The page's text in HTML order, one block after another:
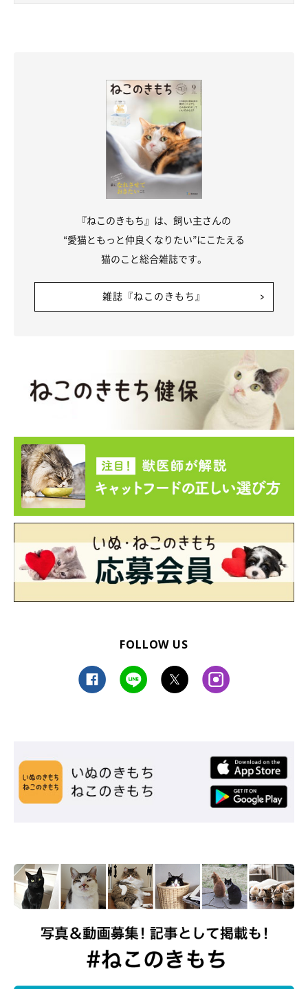
『ねこのきもち』は、飼い主さんの
“愛猫ともっと仲良くなりたい”にこたえる
猫のこと総合雑誌です。
雑誌『ねこのきもち』
FOLLOW US